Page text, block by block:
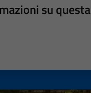
su questa